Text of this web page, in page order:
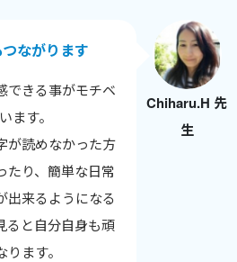
けてサポートすることで、やる気
けてもらえるようにしています。
やTOEICのスコアアップなど、成
をもらえるのが一番のやりがいで
トークはレッスン数が数字で見え
自分の頑張りが実感でき、モチベ
につながっています。
Chiharu.H 先
生
ながります
できる事がモチベ
ます。
が読めなかった方
たり、簡単な日常
出来るようになる
ると自分自身も頑
ます。